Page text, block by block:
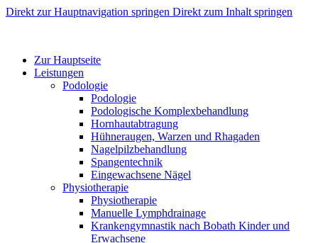
Direkt zur Hauptnavigation springen Direkt zum Inhalt springen
Zur Hauptseite
Leistungen
Podologie
Podologie
Podologische Komplexbehandlung
Hornhautabtragung
Hühneraugen, Warzen und Rhagaden
Nagelpilzbehandlung
Spangentechnik
Eingewachsene Nägel
Physiotherapie
Physiotherapie
Manuelle Lymphdrainage
Krankengymnastik nach Bobath Kinder und
Erwachsene